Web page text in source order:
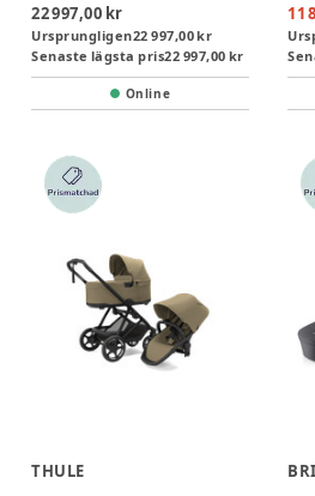
22 997,00 kr
Ursprungligen22 997,00 kr
Senaste lägsta pris22 997,00 kr
Online
11
THULE